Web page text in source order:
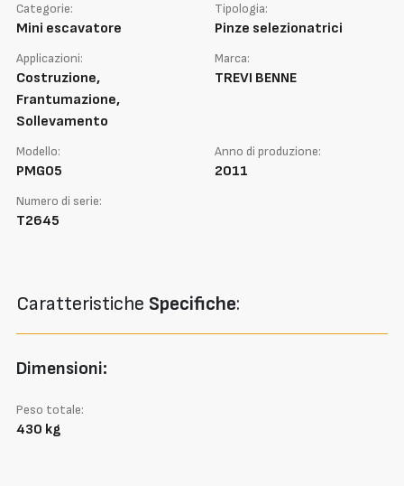
Categorie:
Mini escavatore
Tipologia:
Pinze selezionatrici
Applicazioni:
Costruzione,
Frantumazione,
Sollevamento
Marca:
TREVI BENNE
Modello:
PMG05
Anno di produzione:
2011
Numero di serie:
T2645
Caratteristiche Specifiche:
Dimensioni:
Peso totale:
430 kg